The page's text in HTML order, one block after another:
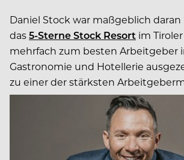
Daniel Stock war maßgeblich
das5-Sterne Stock Resort im
mehrfach zum besten Arbeitgeber
Gastronomie und Hotellerie
zu einer der stärksten